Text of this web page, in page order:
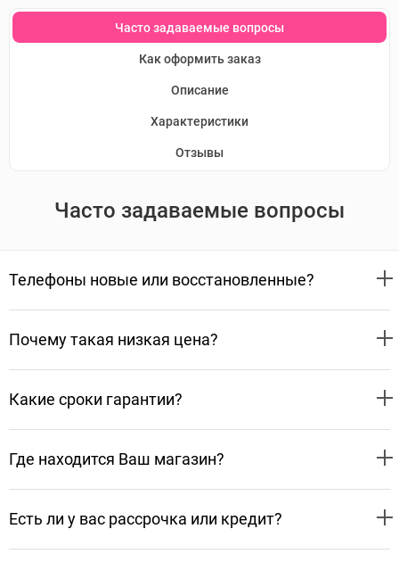
Часто задаваемые вопросы
Как оформить заказ
Описание
Характеристики
Отзывы
Часто задаваемые вопросы
Телефоны новые или восстановленные?
Почему такая низкая цена?
Какие сроки гарантии?
Где находится Ваш магазин?
Есть ли у вас рассрочка или кредит?